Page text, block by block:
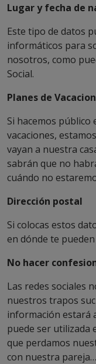
Lugar y fecha de
Este tipo de datos
informáticos para
nosotros, como
Social.
Planes de
Si hacemos público
vacaciones,
vayan a nuestra
sabrán que no
cuándo no
Dirección postal
Si colocas estos
en dónde te
No hacer
Las redes sociales
nuestros trapos
información estará
puede ser utilizada
que perdamos
con nuestra pareja…